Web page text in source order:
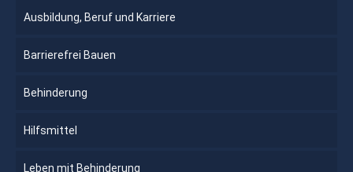
Ausbildung, Beruf und Karriere
Barrierefrei Bauen
Behinderung
Hilfsmittel
Leben mit Behinderung